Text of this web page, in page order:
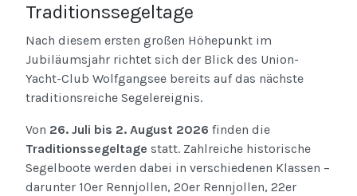
Traditionssegeltage
Nach diesem ersten großen Höhepunkt im
Jubiläumsjahr richtet sich der Blick des Union-
Yacht-Club Wolfgangsee bereits auf das nächste
traditionsreiche Segelereignis.
Von 26. Juli bis 2. August 2026 finden die
Traditionssegeltage statt. Zahlreiche historische
Segelboote werden dabei in verschiedenen Klassen –
darunter 10er Rennjollen, 20er Rennjollen, 22er